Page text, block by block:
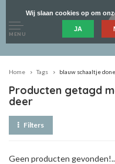
MENU
Home Tags blauw schaaltje
Producten getagd
deer
Filters
Geen producten
Wij slaan cookies op om
JA